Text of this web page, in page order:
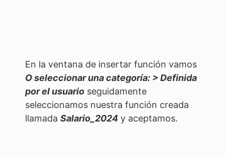
En la ventana de insertar función vamos
O seleccionar una categoría: > Definida
por el usuario seguidamente
seleccionamos nuestra función creada
llamada Salario_2024 y aceptamos.